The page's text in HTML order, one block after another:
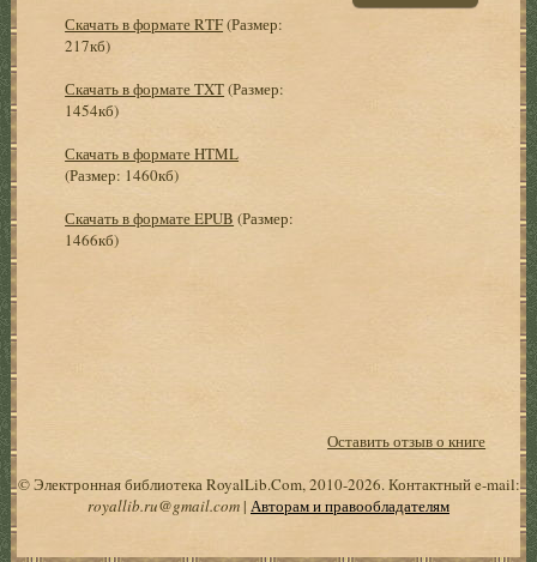
Скачать в формате RTF(Размер:
217кб)
Скачать в формате TXT(Размер:
1454кб)
Скачать в формате HTML
(Размер: 1460кб)
Скачать в формате EPUB (Размер:
1466кб)
Оставить отзыв о книге
© Электронная библиотека RoyalLib.Com, 2010-2026. Контактный e-mail:
royallib.ru@gmail.com| Авторам и правообладателям